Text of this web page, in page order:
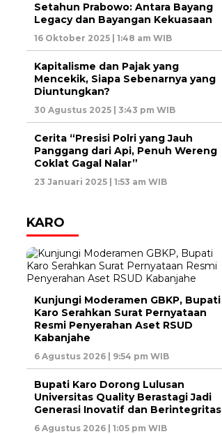
Setahun Prabowo: Antara Bayang
Legacy dan Bayangan Kekuasaan
16 Oktober 2025 | 1:48 am WIB
Kapitalisme dan Pajak yang
Mencekik, Siapa Sebenarnya yang
Diuntungkan?
30 Agustus 2025 | 3:43 pm WIB
Cerita “Presisi Polri yang Jauh
Panggang dari Api, Penuh Wereng
Coklat Gagal Nalar”
23 Januari 2025 | 1:53 am WIB
KARO
Kunjungi Moderamen GBKP, Bupati
Karo Serahkan Surat Pernyataan
Resmi Penyerahan Aset RSUD
Kabanjahe
6 Agustus 2026 | 9:54 pm WIB
Bupati Karo Dorong Lulusan
Universitas Quality Berastagi Jadi
Generasi Inovatif dan Berintegritas
6 Agustus 2026 | 1:05 pm WIB